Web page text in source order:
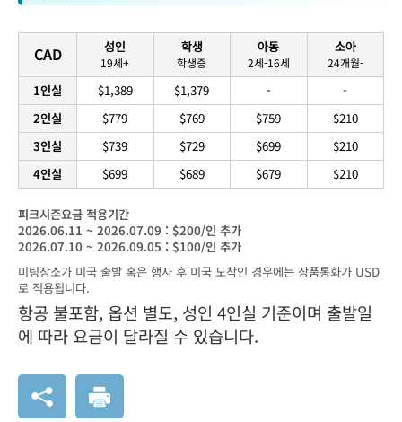
CAD
1인실
2인실
3인실
4인실
성인
19세+
$1,389
$779
$739
$699
학생
학생증
$1,379
$769
$729
$689
아동
2세-16세
-
$759
$699
$679
소아
24개월-
-
$210
$210
$210
피크시즌요금 적용기간
2026.06.11 ~ 2026.07.09 : $200/인 추가
2026.07.10 ~ 2026.09.05 : $100/인 추가
미팅장소가 미국 출발 혹은 행사 후 미국 도착인 경우에는 상품통화가 USD
로 적용됩니다.
항공 불포함, 옵션 별도, 성인 4인실 기준이며 출발일
에 따라 요금이 달라질 수 있습니다.